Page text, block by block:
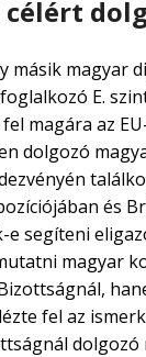
másik magyar
E.
magára az
dolgozó
és
segíteni
magyar
fel az
dolgozó